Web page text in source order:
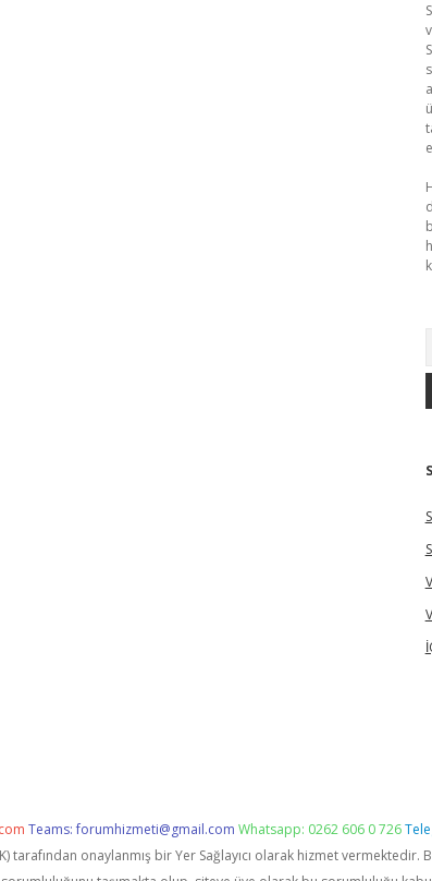
Teams:forumhizmeti@gmail.com Whatsapp: 0262 606 0 726
tarafından onaylanmış bir Yer Sağlayıcı olarak hizmet